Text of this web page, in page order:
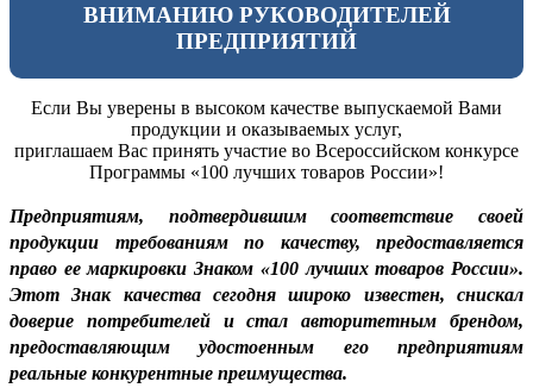
ВНИМАНИЮ РУКОВОДИТЕЛЕЙ
ПРЕДПРИЯТИЙ
Если Вы уверены в высоком качестве выпускаемой Вами
продукции и оказываемых услуг,
приглашаем Вас принять участие во Всероссийском конкурсе
Программы «100 лучших товаров России»!
Предприятиям, подтвердившим соответствие своей
продукции требованиям по качеству, предоставляется
право ее маркировки Знаком «100 лучших товаров России».
Этот Знак качества сегодня широко известен, снискал
доверие потребителей и стал авторитетным брендом,
предоставляющим удостоенным его предприятиям
реальные конкурентные преимущества.